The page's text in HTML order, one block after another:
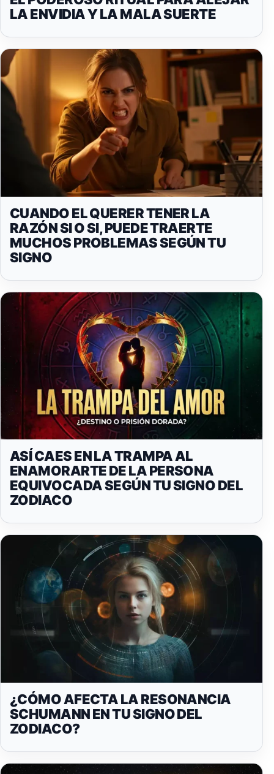
LA ENVIDIA Y LA MALA SUERTE
CUANDO EL QUERER TENER LA
RAZÓN SI O SI, PUEDE TRAERTE
MUCHOS PROBLEMAS SEGÚN TU
SIGNO
ASÍ CAES EN LA TRAMPA AL
ENAMORARTE DE LA PERSONA
EQUIVOCADA SEGÚN TU SIGNO DEL
ZODIACO
¿CÓMO AFECTA LA RESONANCIA
SCHUMANN EN TU SIGNO DEL
ZODIACO?